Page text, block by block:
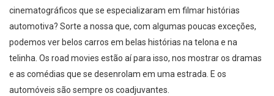
cinematográficos que se especializaram em filmar histórias
automotiva? Sorte a nossa que, com algumas poucas exceções,
podemos ver belos carros em belas histórias na telona e na
telinha. Os road movies estão aí para isso, nos mostrar os dramas
e as comédias que se desenrolam em uma estrada. E os
automóveis são sempre os coadjuvantes.